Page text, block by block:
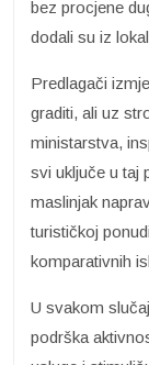
bez procjene
dodali su iz
Predlagači
graditi, ali uz
ministarstva,
svi uključe u taj
maslinjak
turističkoj
komparativnih
U svakom
podrška